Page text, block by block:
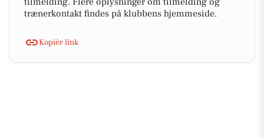
trænerkontakt findes på klubbens hjemmeside.
Kopiér link